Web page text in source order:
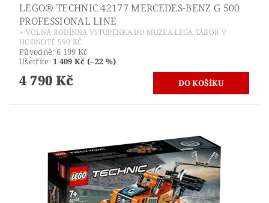
LEGO® TECHNIC 42177 MERCEDES-BENZ G 500
PROFESSIONAL LINE
+ VOLNÁ RODINNÁ VSTUPENKA DO MUZEA LEGA TÁBOR V
HODNOTĚ 590 KČ
Původně: 6 199 Kč
Ušetříte:1 409 Kč (–22 %)
4 790 Kč